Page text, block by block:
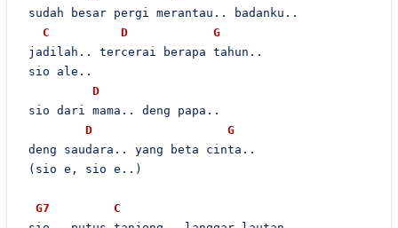
sudah besar pergi merantau.. badanku..
C
D
G
jadilah.. tercerai berapa tahun..
sio ale..
D
sio dari mama.. deng papa..
D
G
deng saudara.. yang beta cinta..
(sio e, sio e..)
G7
C